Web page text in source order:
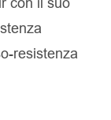
resistenza